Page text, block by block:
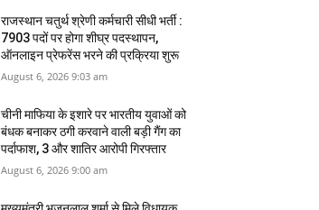
राजस्थान चतुर्थ श्रेणी कर्मचारी सीधी भर्ती :
7903 पदों पर होगा शीघ्र पदस्थापन,
ऑनलाइन प्रेफरेंस भरने की प्रक्रिया शुरू
August 6, 2026 9:03 am
​चीनी माफिया के इशारे पर भारतीय युवाओं को
बंधक बनाकर ठगी करवाने वाली बड़ी गैंग का
पर्दाफाश, 3 और शातिर आरोपी गिरफ्तार
August 6, 2026 9:00 am